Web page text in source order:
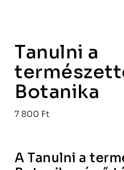
Tanulni a
Botanika
7 800 Ft
A Tanulni a